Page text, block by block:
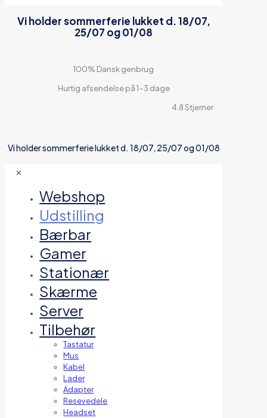
Vi holder sommerferie lukket d. 18/07,
25/07 og 01/08
100% Dansk genbrug
Hurtig afsendelse på 1-3 dage
4.8 Stjerner
Vi holder sommerferie lukket d. 18/07, 25/07 og 01/08
✕
Webshop
Udstilling
Bærbar
Gamer
Stationær
Skærme
Server
Tilbehør
Tastatur
Mus
Kabel
Lader
Adapter
Resevedele
Headset